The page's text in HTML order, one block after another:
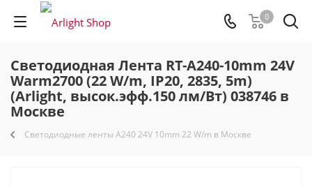
0
Светодиодная Лента RT-A240-10mm 24V
Warm2700 (22 W/m, IP20, 2835, 5m)
(Arlight, высок.эфф.150 лм/Вт) 038746 в
Москве
Светодиодные ленты A240 24V 10mm 22 W/m в Москве